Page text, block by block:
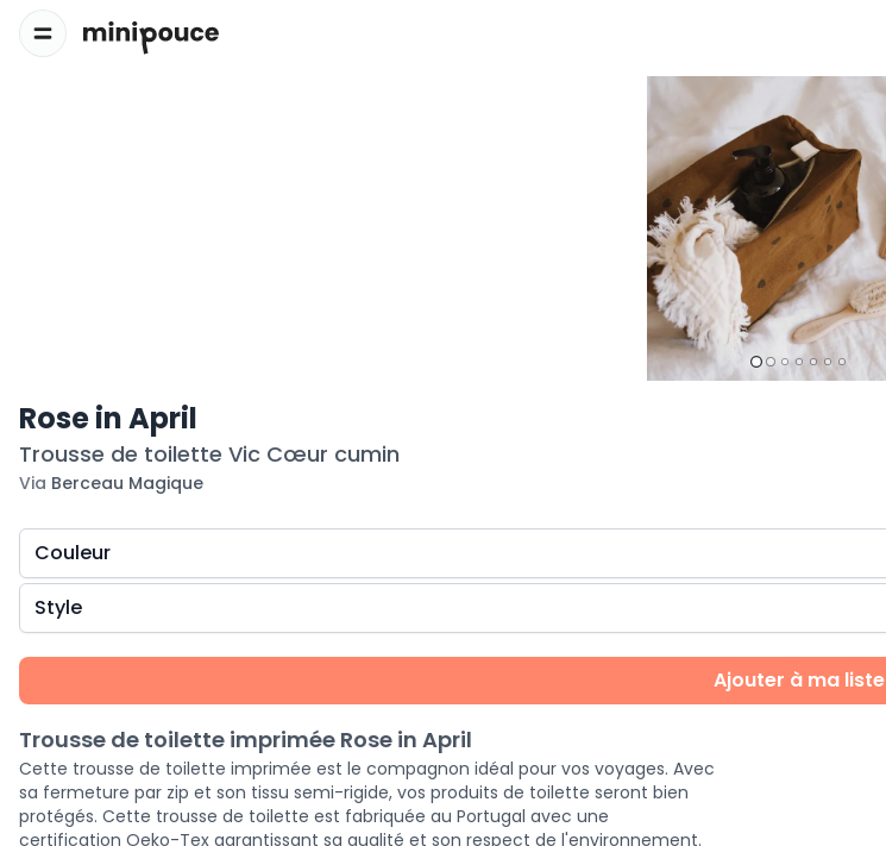
Rose in April
Trousse de toilette Vic Cœur cumin
Via Berceau Magique
Couleur
Style
Ajouter à ma liste
Trousse de toilette imprimée Rose in April
Cette trousse de toilette imprimée est le compagnon idéal pour vos voyages. Avec
sa fermeture par zip et son tissu semi-rigide, vos produits de toilette seront bien
protégés. Cette trousse de toilette est fabriquée au Portugal avec une
certification Oeko-Tex garantissant sa qualité et son respect de l'environnement.